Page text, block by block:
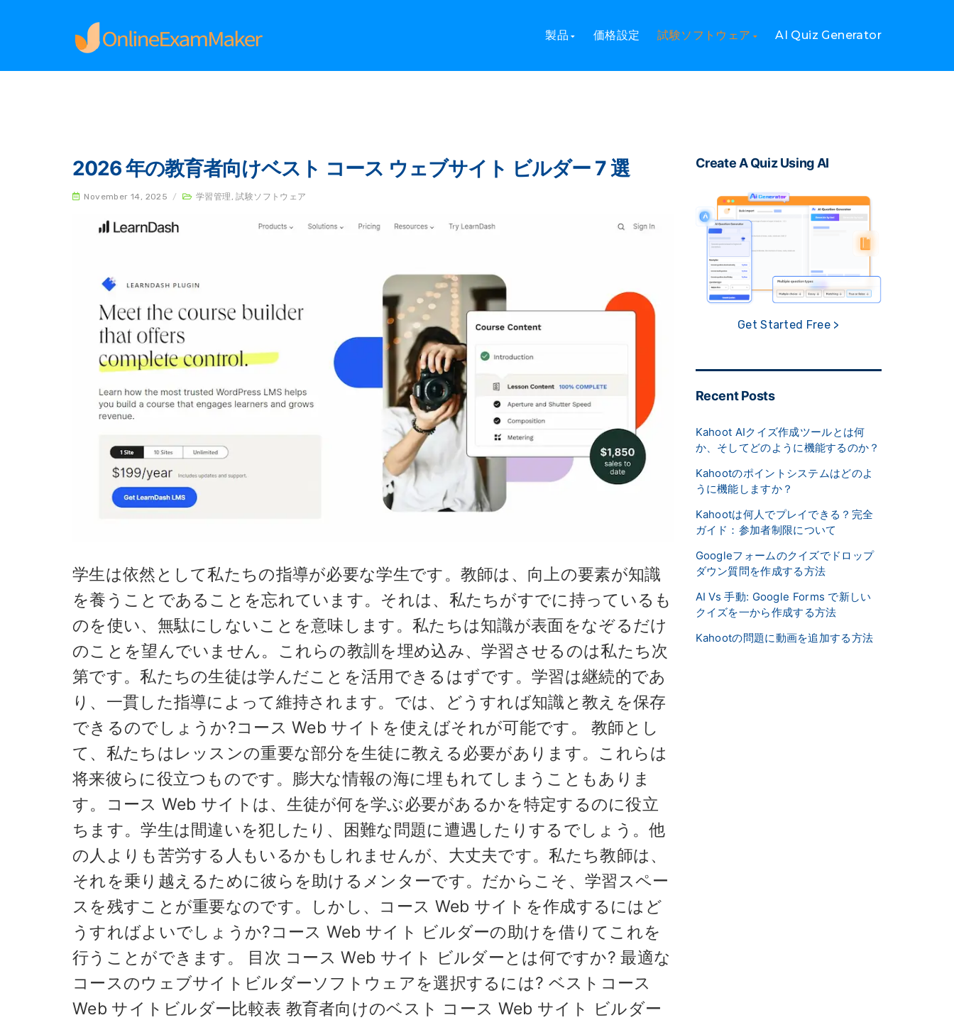
製品 価格設定 試験ソフトウェア AI Quiz Generator
Home
2026 年の教育者向けベスト コース ウェブサイト ビルダー 7 選
November 14, 2025 / 学習管理 ,試験ソフトウェア
学生は依然として私たちの指導が必要な学生です。教師は、向上の要素が知識
を養うことであることを忘れています。それは、私たちがすでに持っているも
のを使い、無駄にしないことを意味します。私たちは知識が表面をなぞるだけ
のことを望んでいません。これらの教訓を埋め込み、学習させるのは私たち次
第です。私たちの生徒は学んだことを活用できるはずです。学習は継続的であ
り、一貫した指導によって維持されます。では、どうすれば知識と教えを保存
できるのでしょうか?コース Web サイトを使えばそれが可能です。 教師とし
て、私たちはレッスンの重要な部分を生徒に教える必要があります。これらは
将来彼らに役立つものです。膨大な情報の海に埋もれてしまうこともありま
す。コース Web サイトは、生徒が何を学ぶ必要があるかを特定するのに役立
ちます。学生は間違いを犯したり、困難な問題に遭遇したりするでしょう。他
の人よりも苦労する人もいるかもしれませんが、大丈夫です。私たち教師は、
それを乗り越えるために彼らを助けるメンターです。だからこそ、学習スペー
スを残すことが重要なのです。しかし、コース Web サイトを作成するにはど
うすればよいでしょうか?コース Web サイト ビルダーの助けを借りてこれを
行うことができます。 目次 コース Web サイト ビルダーとは何ですか? 最適な
コースのウェブサイトビルダーソフトウェアを選択するには? ベストコース
Web サイトビルダー比較表 教育者向けのベスト コース Web サイト ビルダー
Create A Quiz Using AI
Get Started Free >
Recent Posts
Kahoot AIクイズ作成ツールとは何
か、そしてどのように機能するのか？
Kahootのポイントシステムはどのよ
うに機能しますか？
Kahootは何人でプレイできる？完全
ガイド：参加者制限について
Googleフォームのクイズでドロップ
ダウン質問を作成する方法
AI Vs 手動: Google Forms で新しい
クイズを一から作成する方法
Kahootの問題に動画を追加する方法